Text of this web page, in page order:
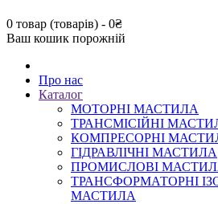
0 товар (товарів) - 0₴
Ваш кошик порожній
Про нас
Каталог
МОТОРНІ МАСТИЛА
ТРАНСМІСІЙНІ
КОМПРЕСОРНІ
ГІДРАВЛІЧНІ МАСТИЛА
ПРОМИСЛОВІ
ТРАНСФОРМАТОРНІ
МАСТИЛА